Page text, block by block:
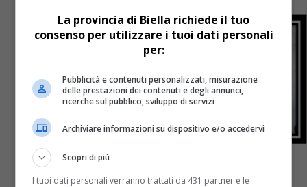
La provincia di Biella richiede il tuo
consenso per utilizzare i tuoi dati personali
per:
Pubblicità e contenuti personalizzati, misurazione
delle prestazioni dei contenuti e degli annunci,
ricerche sul pubblico, sviluppo di servizi
Archiviare informazioni su dispositivo e/o accedervi
Scopri di più
I tuoi dati personali verranno trattati da 431 partner e le